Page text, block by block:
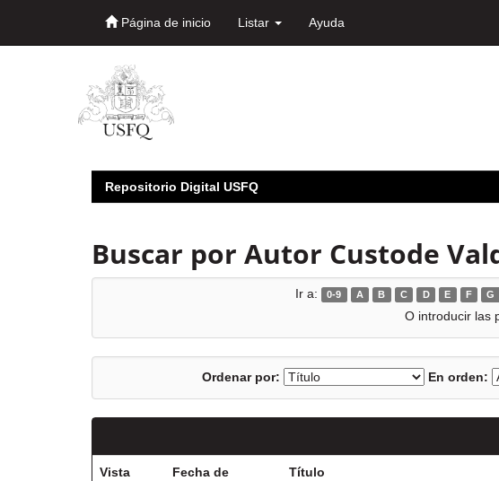
Página de inicio Listar Ayuda
Repositorio Digital USFQ
Buscar por Autor Custode
Ir a: 0-9 A B C D E F G
O introducir las
Ordenar por: En orden:
Vista
Fecha de
Título